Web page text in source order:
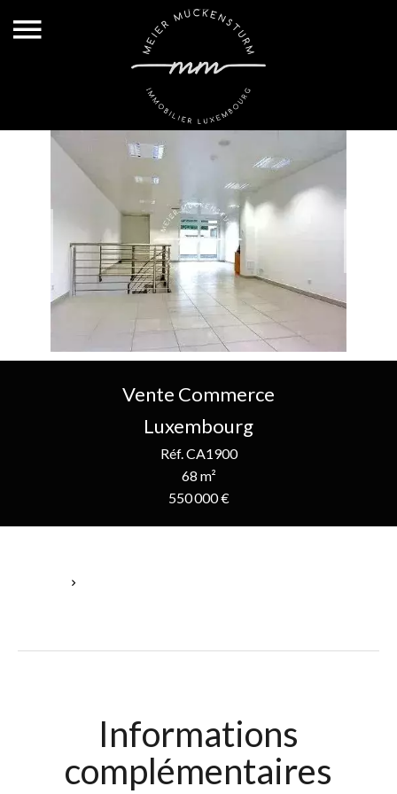
Vente Commerce
Luxembourg
Réf. CA1900
68 m²
550 000 €
Informations
complémentaires